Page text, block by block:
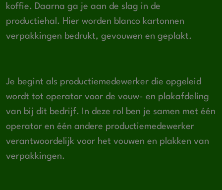
koffie. Daarna ga je aan de slag in de
productiehal. Hier worden blanco kartonnen
verpakkingen bedrukt, gevouwen en geplakt.
Je begint als productiemedewerker die opgeleid
wordt tot operator voor de vouw- en plakafdeling
van bij dit bedrijf. In deze rol ben je samen met één
operator en één andere productiemedewerker
verantwoordelijk voor het vouwen en plakken van
verpakkingen.